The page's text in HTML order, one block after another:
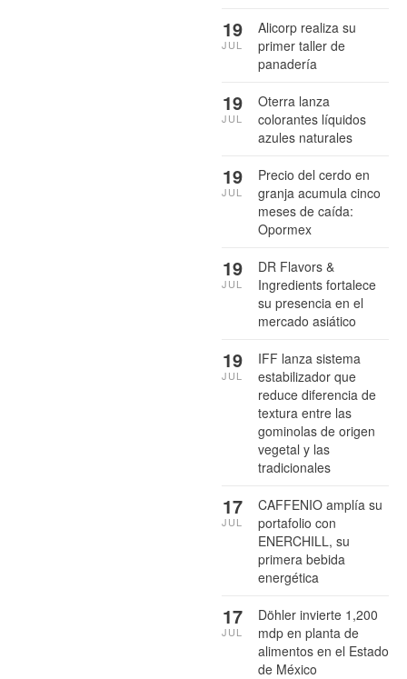
Alicorp realiza su
primer taller de
panadería
19
JUL
Oterra lanza
colorantes líquidos
azules naturales
19
JUL
Precio del cerdo en
granja acumula cinco
meses de caída:
Opormex
19
JUL
DR Flavors &
Ingredients fortalece
su presencia en el
mercado asiático
19
JUL
IFF lanza sistema
estabilizador que
reduce diferencia de
textura entre las
gominolas de origen
vegetal y las
tradicionales
19
JUL
CAFFENIO amplía su
portafolio con
ENERCHILL, su
primera bebida
energética
17
JUL
Döhler invierte 1,200
mdp en planta de
alimentos en el Estado
de México
17
JUL